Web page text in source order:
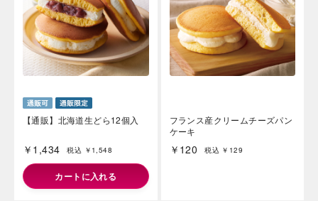
【通販】北海道生どら12個入
￥1,434 税込 ￥1,548
カートに入れる
フランス産クリームチーズパン
ケーキ
￥120 税込 ￥129